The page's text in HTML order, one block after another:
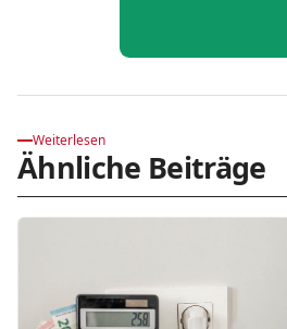
Weiterlesen
Ähnliche Beiträge